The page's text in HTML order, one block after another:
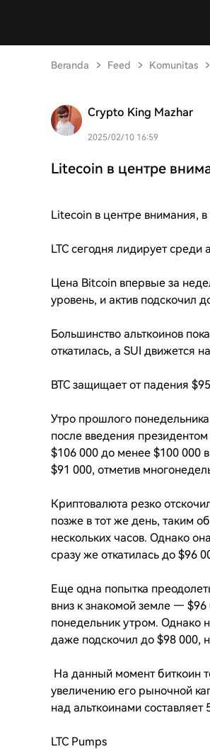
Beranda Feed Komunitas
Crypto King Mazhar
2025/02/10 16:59
Litecoin в центре
Litecoin в центре внимания,
LTC сегодня лидирует среди
Цена Bitcoin впервые за
уровень, и актив подскочил
Большинство альткоинов
откатилась, а SUI движется
BTC защищает от падения
Утро прошлого
после введения
$106 000 до менее $100 000
$91 000, отметив
Криптовалюта резко
позже в тот же день, таким
нескольких часов. Однако
сразу же откатилась до $96
Еще одна попытка
вниз к знакомой земле —
понедельник утром. Однако
даже подскочил до $98 000,
На данный момент биткоин
увеличению его рыночной
над альткоинами составляет
LTC Pumps